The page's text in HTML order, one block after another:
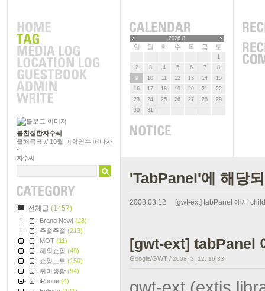
불친절한자수씨
올해목표 // 10월 어학연수 떠나자
~
자수씨
전체글 (1457)
Brand New! (28)
주절주절 (213)
MOT (11)
해외쇼핑 (49)
쇼핑노트 (150)
취미생활 (94)
iPhone (4)
2026.8
일 월 화 수 목 금 토
1
2
3 4 5 6 7
8
9
10 11 12 13 14
15
16
17 18 19 20 21
22
23
24 25 26 27 28
29
30
31
'TabPanel'에 해당
2008.03.12 [gwt-ext] tabPanel 에서
[gwt-ext] tabPanel
Google/GWT / 2008. 3. 12. 16:33